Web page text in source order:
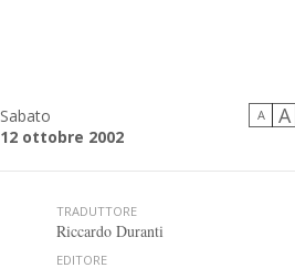
Sabato
12 ottobre 2002
A A
TRADUTTORE
Riccardo Duranti
EDITORE